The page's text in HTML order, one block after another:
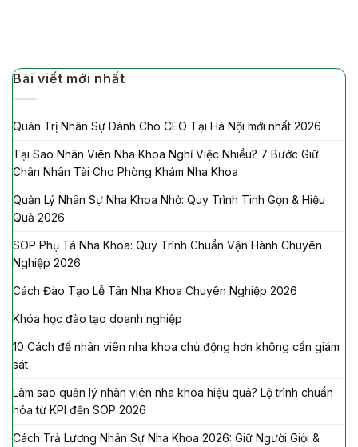
Bài viết mới nhất
Quản Trị Nhân Sự Dành Cho CEO Tại Hà Nội mới nhất 2026
Tại Sao Nhân Viên Nha Khoa Nghỉ Việc Nhiều? 7 Bước Giữ
Chân Nhân Tài Cho Phòng Khám Nha Khoa
Quản Lý Nhân Sự Nha Khoa Nhỏ: Quy Trình Tinh Gọn & Hiệu
Quả 2026
SOP Phụ Tá Nha Khoa: Quy Trình Chuẩn Vận Hành Chuyên
Nghiệp 2026
Cách Đào Tạo Lễ Tân Nha Khoa Chuyên Nghiệp 2026
Khóa học đào tạo doanh nghiệp
10 Cách để nhân viên nha khoa chủ động hơn không cần giám
sát
Làm sao quản lý nhân viên nha khoa hiệu quả? Lộ trình chuẩn
hóa từ KPI đến SOP 2026
Cách Trả Lương Nhân Sự Nha Khoa 2026: Giữ Người Giỏi &